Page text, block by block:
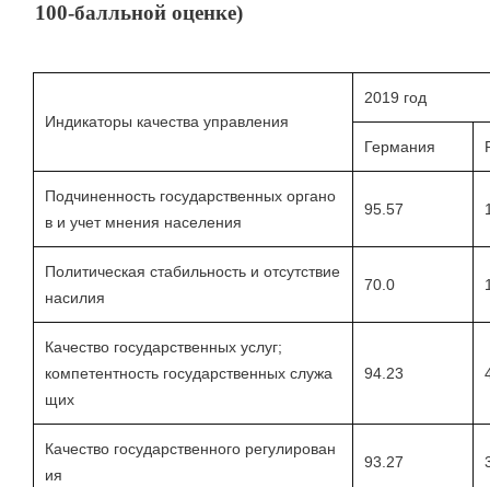
100-балльной оценке)
Индикаторы качества управления
2019 год
Германия
Подчиненность государственных органо
в и учет мнения населения
95.57
Политическая стабильность и отсутствие
насилия
70.0
Качество государственных услуг;
компетентность государственных служа
щих
94.23
Качество государственного регулирован
ия
93.27